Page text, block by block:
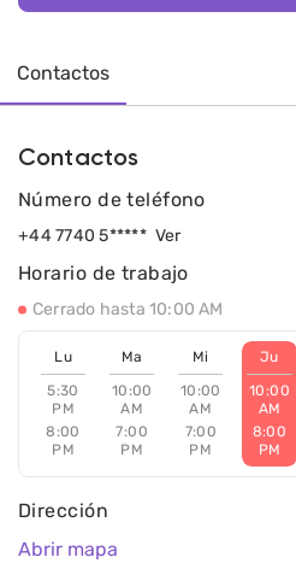
Contactos
Contactos
Dirección
Abrir mapa
Horario de trabajo
Cerrado hasta 10:00 AM
Lu
5:30
PM
8:00
PM
Ma
10:00
AM
7:00
PM
Mi
10:00
AM
7:00
PM
Ju
10:00
AM
8:00
PM
Número de teléfono
+44 7740 5***** Ver